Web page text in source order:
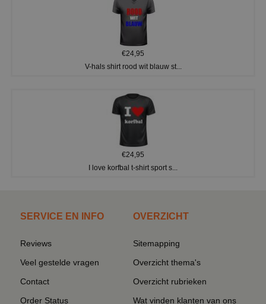
€24,95
V-hals shirt rood wit blauw st...
€24,95
I love korfbal t-shirt sport s...
SERVICE EN INFO
Reviews
Veel gestelde vragen
Contact
Order Status
OVERZICHT
Sitemapping
Overzicht thema's
Overzicht rubrieken
Wat vinden klanten van ons